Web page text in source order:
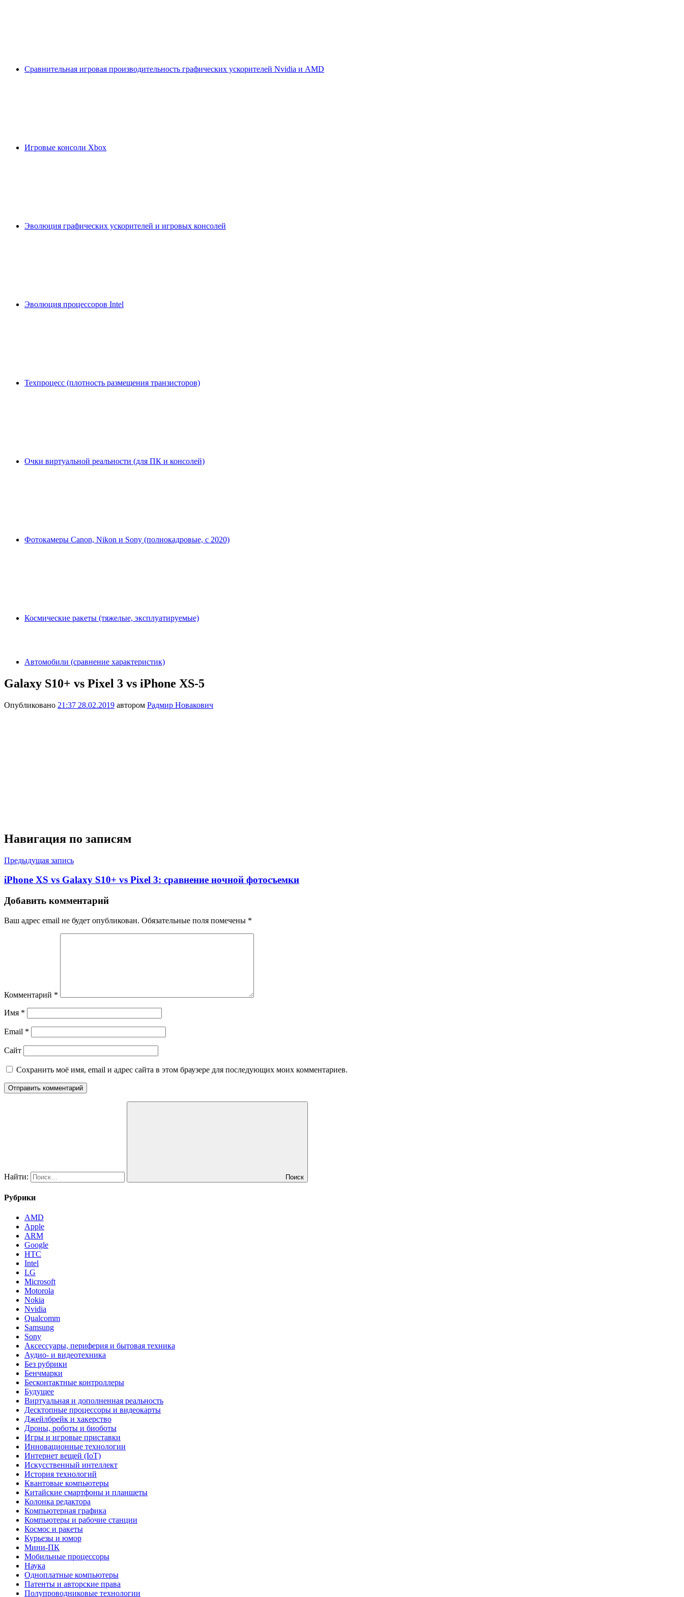
Сравнительная игровая производительность графических ускорителей Nvidia и AMD
Игровые консоли Xbox
Эволюция графических ускорителей и игровых консолей
Эволюция процессоров Intel
Техпроцесс (плотность размещения транзисторов)
Очки виртуальной реальности (для ПК и консолей)
Фотокамеры Canon, Nikon и Sony (полнокадровые, с 2020)
Космические ракеты (тяжелые, эксплуатируемые)
Автомобили (сравнение характеристик)
Galaxy S10+ vs Pixel 3 vs iPhone XS-5
Опубликовано 21:37 28.02.2019 автором Радмир Новакович
Навигация по записям
Предыдущая запись
iPhone XS vs Galaxy S10+ vs Pixel 3: сравнение ночной фотосъемки
Добавить комментарий
Ваш адрес email не будет опубликован. Обязательные поля помечены *
Комментарий *
Имя *
Email *
Сайт
Сохранить моё имя, email и адрес сайта в этом браузере для последующих моих комментариев.
Найти: Поиск
Рубрики
AMD
Apple
ARM
Google
HTC
Intel
LG
Microsoft
Motorola
Nokia
Nvidia
Qualcomm
Samsung
Sony
Аксессуары, периферия и бытовая техника
Аудио- и видеотехника
Без рубрики
Бенчмарки
Бесконтактные контроллеры
Будущее
Виртуальная и дополненная реальность
Десктопные процессоры и видеокарты
Джейлбрейк и хакерство
Дроны, роботы и биоботы
Игры и игровые приставки
Инновационные технологии
Интернет вещей (IoT)
Искусственный интеллект
История технологий
Квантовые компьютеры
Китайские смартфоны и планшеты
Колонка редактора
Компьютерная графика
Компьютеры и рабочие станции
Космос и ракеты
Курьезы и юмор
Мини-ПК
Мобильные процессоры
Наука
Одноплатные компьютеры
Патенты и авторские права
Полупроводниковые технологии